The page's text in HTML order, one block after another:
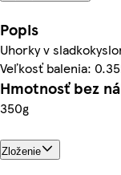
Popis
Uhorky v
Veľkosť balenia:
Hmotnosť bez
350g
Zloženie